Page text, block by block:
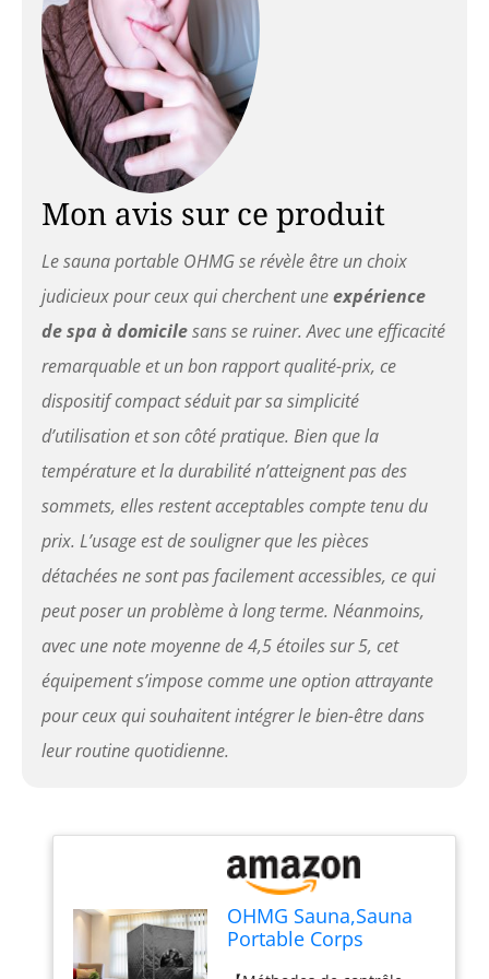
pouvez ajouter du
gingembre, du vinaigre ou
du sel dans le pot intérieur
en acier inoxydable du
générateur de vapeur selon
vos besoins. De plus, la
tente de sauna dispose
avancée, qui peut mieux
favoriser l'absorption du
et améliorer l'état de votre
peau. 【Plus de
protection】: livré avec des
poignées anti-brûlure. De
plus, le kit est doté d'une
protection contre la
surchauffe et d'une
conception sans chaleur
sèche pour garantir une
sécurité d'utilisation
optimale. 【Tente de sauna
à fermeture éclair et
rangement
supplémentaire】: le kit de
sauna à vapeur domestique
facile à installer est
fabriqué à partir de tissu
imperméable doux au
toucher, tout en comportant
fermeture éclair pour
utilisé et simplement plié
pour un rangement et un
nettoyage faciles.
【Détoxification et
relaxation】: Les hammams
aident à détoxifier le corps,
Mon avis sur ce produit
Le sauna portable OHMG se révèle être un choix
judicieux pour ceux qui cherchent uneexpérience
de spa à domicilesans se ruiner. Avec une efficacité
remarquable et un bon rapport qualité-prix, ce
dispositif compact séduit par sa simplicité
d’utilisation et son côté pratique. Bien que la
température et la durabilité n’atteignent pas des
sommets, elles restent acceptables compte tenu du
prix. L’usage est de souligner que les pièces
détachées ne sont pas facilement accessibles, ce qui
peut poser un problème à long terme. Néanmoins,
avec une note moyenne de 4,5 étoiles sur 5, cet
équipement s’impose comme une option attrayante
pour ceux qui souhaitent intégrer le bien-être dans
leur routine quotidienne.
OHMG Sauna,Sauna
Portable Corps